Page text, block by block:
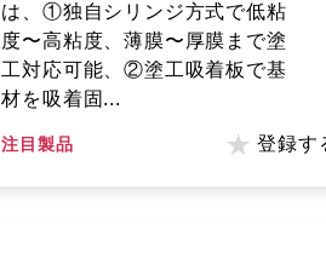
は、①独自シリンジ方式で低粘
度〜高粘度、薄膜〜厚膜まで塗
工対応可能、②塗工吸着板で基
材を吸着固...
注目製品 登録す